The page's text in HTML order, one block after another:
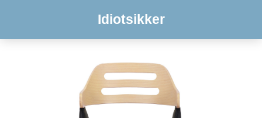
Idiotsikker